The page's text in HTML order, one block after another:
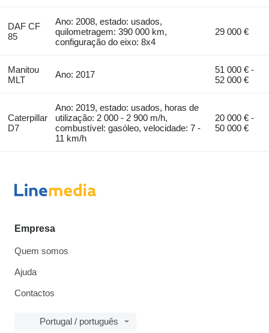
DAF CF
85
Ano: 2008, estado: usados,
quilometragem: 390 000 km,
configuração do eixo: 8x4
29 000 €
Manitou
MLT
Ano: 2017
51 000 € -
52 000 €
Caterpillar
D7
Ano: 2019, estado: usados, horas de
utilização: 2 000 - 2 900 m/h,
combustível: gasóleo, velocidade: 7 -
11 km/h
20 000 € -
50 000 €
Empresa
Quem somos
Ajuda
Contactos
Portugal / português